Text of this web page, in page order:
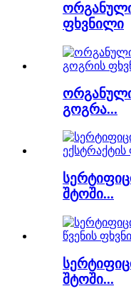
ფხვნილი
გოგრა...
შტოში...
შტოში...